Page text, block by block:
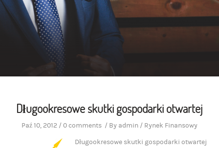
Długookresowe skutki gospodarki otwartej
Paź 10, 2012 /0 comments/ By admin/ Rynek Finansowy
Długookresowe skutki gospodarki otwartej